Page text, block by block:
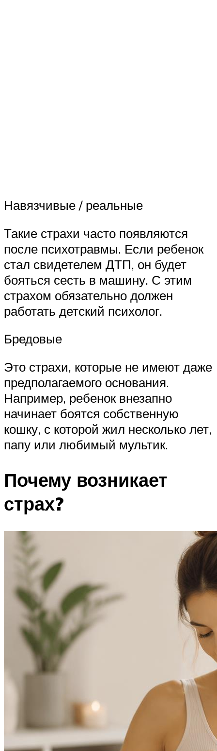
Навязчивые / реальные
Такие страхи часто появляются
после психотравмы. Если ребенок
стал свидетелем ДТП, он будет
бояться сесть в машину. С этим
страхом обязательно должен
работать детский психолог.
Бредовые
Это страхи, которые не имеют даже
предполагаемого основания.
Например, ребенок внезапно
начинает боятся собственную
кошку, с которой жил несколько лет,
папу или любимый мультик.
Почему возникает
страх?